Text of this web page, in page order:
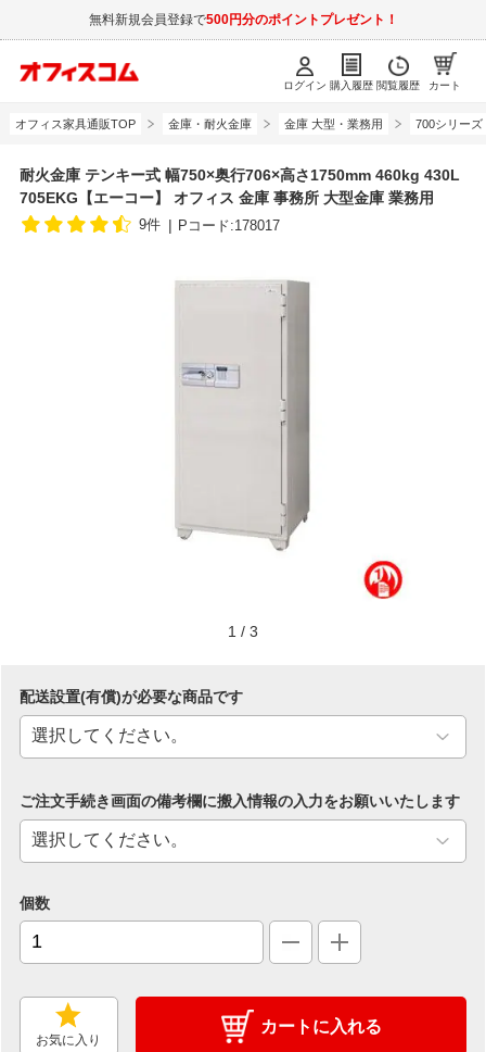
無料新規会員登録で500円分のポイントプレゼント！
ログイン 購入履歴 閲覧履歴 カート
オフィス家具通販TOP 金庫・耐火金庫 金庫 大型・業務用 700シリーズ
耐火金庫 テンキー式 幅750×奥行706×高さ1750mm 460kg 430L
705EKG【エーコー】 オフィス 金庫 事務所 大型金庫 業務用
9件 Pコード:178017
1 / 3
配送設置(有償)が必要な商品です
ご注文手続き画面の備考欄に搬入情報の入力をお願いいたします
個数
お気に入り
カートに入れる